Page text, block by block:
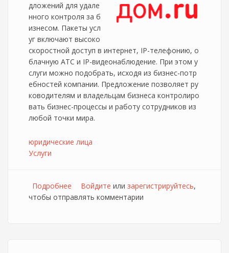
дложений для удале
нного контроля за б
изнесом. Пакеты усл
уг включают высоко
скоростной доступ в интернет, IP-телефонию, о
блачную АТС и IP-видеонаблюдение. При этом у
слуги можно подобрать, исходя из бизнес-потр
ебностей компании. Предложение позволяет ру
ководителям и владельцам бизнеса контролиро
вать бизнес-процессы и работу сотрудников из
любой точки мира.
юридические лица
Услуги
Подробнее о Дом.ру бизнес даёт возможность
управлять компанией удалённо
Войдите или зарегистрируйтесь,
чтобы отправлять комментарии